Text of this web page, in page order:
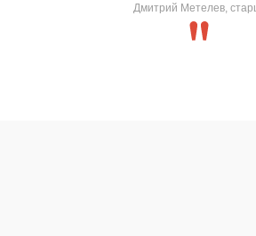
Дмитрий Метелев,